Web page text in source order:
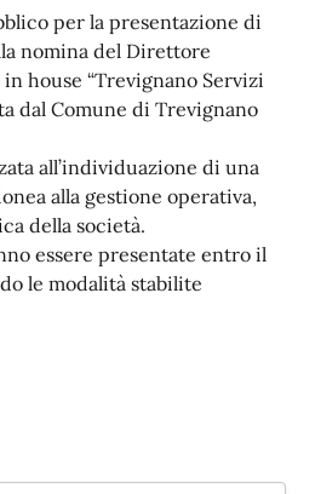
per la presentazione di
nomina del Direttore
house “Trevignano Servizi
dal Comune di Trevignano
all’individuazione di una
alla gestione operativa,
della società.
essere presentate entro il
le modalità stabilite